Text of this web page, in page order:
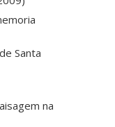
Santa
na